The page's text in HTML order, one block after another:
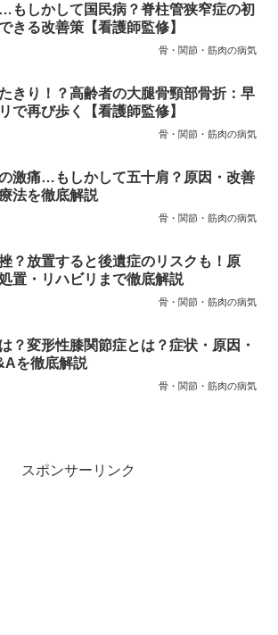
もしかして国民病？脊柱管狭窄症の初
きる改善策【看護師監修】
骨・関節・筋肉の病気
きり！？高齢者の大腿骨頸部骨折：早
で再び歩く【看護師監修】
骨・関節・筋肉の病気
激痛…もしかして五十肩？原因・改善
法を徹底解説
骨・関節・筋肉の病気
？放置すると後遺症のリスクも！原
置・リハビリまで徹底解説
骨・関節・筋肉の病気
？変形性膝関節症とは？症状・原因・
を徹底解説
骨・関節・筋肉の病気
スポンサーリンク